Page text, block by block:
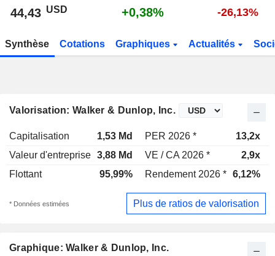
44,43 USD +0,38% -26,13%
Synthèse Cotations Graphiques Actualités
Valorisation: Walker & Dunlop, Inc.
Capitalisation 1,53 Md PER 2026 * 13,2x
Valeur d'entreprise 3,88 Md VE / CA 2026 * 2,9x
Flottant
95,99% Rendement 2026 * 6,12%
* Données estimées Plus de ratios de valorisation
Graphique: Walker & Dunlop, Inc.